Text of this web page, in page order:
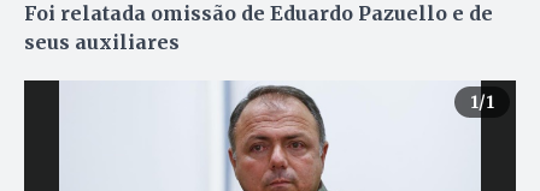
Foi relatada omissão de Eduardo Pazuello e de
seus auxiliares
1/1